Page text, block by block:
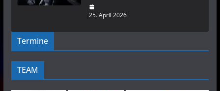
25. April 2026
Termine
TEAM